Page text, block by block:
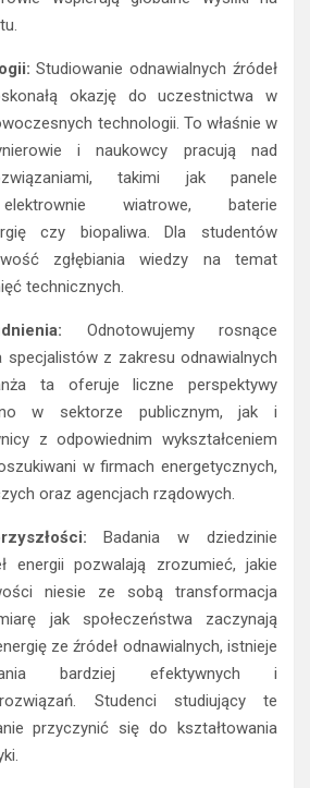
Studiowanie odnawialnych źródeł
okazję do uczestnictwa w
technologii. To właśnie w
i naukowcy pracują nad
takimi jak panele
wiatrowe, baterie
czy biopaliwa. Dla studentów
zgłębiania wiedzy na temat
technicznych.
Odnotowujemy rosnące
specjalistów z zakresu odnawialnych
ta oferuje liczne perspektywy
w sektorze publicznym, jak i
z odpowiednim wykształceniem
w firmach energetycznych,
oraz agencjach rządowych.
Badania w dziedzinie
energii pozwalają zrozumieć, jakie
niesie ze sobą transformacja
jak społeczeństwa zaczynają
ze źródeł odnawialnych, istnieje
bardziej efektywnych i
Studenci studiujący te
przyczynić się do kształtowania